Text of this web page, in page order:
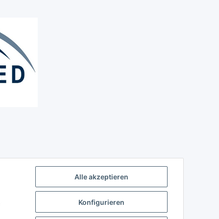
Alle akzeptieren
Konfigurieren